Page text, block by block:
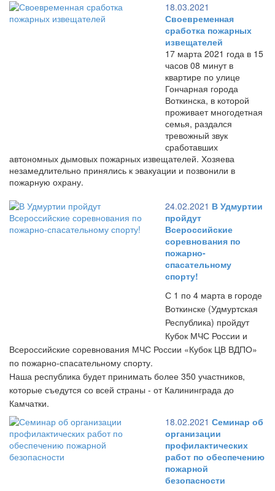
18.03.2021
Своевременная
сработка пожарных
извещателей
17 марта 2021 года в 15
часов 08 минут в
квартире по улице
Гончарная города
Воткинска, в которой
проживает многодетная
семья, раздался
тревожный звук
сработавших
автономных дымовых пожарных извещателей. Хозяева
незамедлительно принялись к эвакуации и позвонили в
пожарную охрану.
24.02.2021 В Удмуртии
пройдут
Всероссийские
соревнования по
пожарно-
спасательному
спорту!
С 1 по 4 марта в городе
Воткинске (Удмуртская
Республика) пройдут
Кубок МЧС России и
Всероссийские соревнования МЧС России «Кубок ЦВ ВДПО»
по пожарно-спасательному спорту.
Наша республика будет принимать более 350 участников,
которые съедутся со всей страны - от Калининграда до
Камчатки.
18.02.2021 Семинар об
организации
профилактических
работ по обеспечению
пожарной
безопасности